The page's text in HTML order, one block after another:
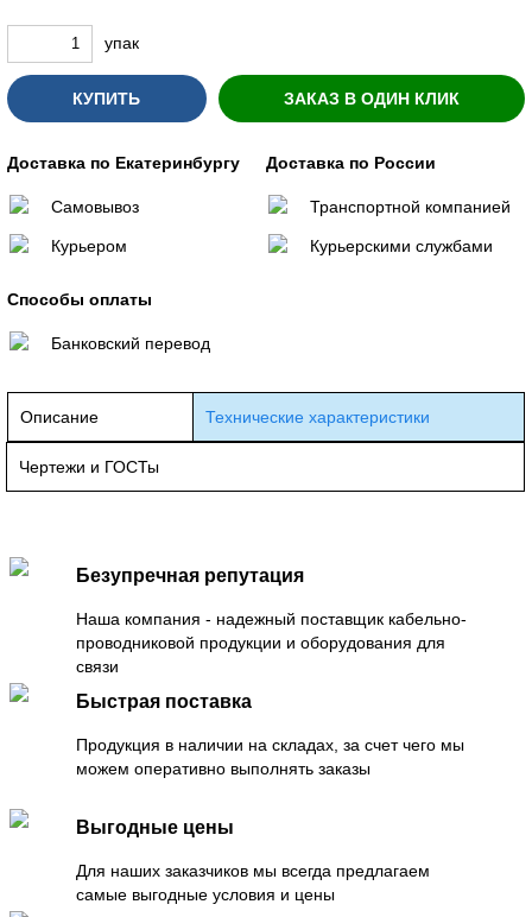
упак
КУПИТЬ ЗАКАЗ В ОДИН КЛИК
Доставка по Екатеринбургу
Самовывоз
Курьером
Доставка по России
Транспортной компанией
Курьерскими службами
Способы оплаты
Банковский перевод
Описание Технические характеристики
Чертежи и ГОСТы
Безупречная репутация
Наша компания - надежный поставщик кабельно-
проводниковой продукции и оборудования для
связи
Быстрая поставка
Продукция в наличии на складах, за счет чего мы
можем оперативно выполнять заказы
Выгодные цены
Для наших заказчиков мы всегда предлагаем
самые выгодные условия и цены